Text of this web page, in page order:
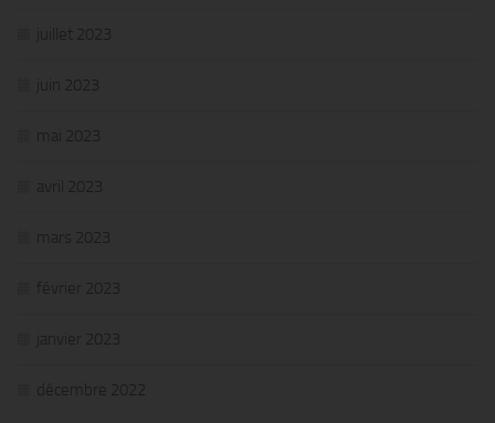
juillet 2023
juin 2023
mai 2023
avril 2023
mars 2023
février 2023
janvier 2023
décembre 2022